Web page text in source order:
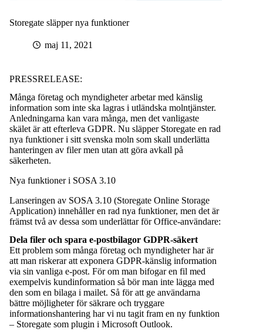
Storegate släpper nya funktioner
maj 11, 2021
PRESSRELEASE:
Många företag och myndigheter arbetar med känslig
information som inte ska lagras i utländska molntjänster.
Anledningarna kan vara många, men det vanligaste
skälet är att efterleva GDPR. Nu släpper Storegate en rad
nya funktioner i sitt svenska moln som skall underlätta
hanteringen av filer men utan att göra avkall på
säkerheten.
Nya funktioner i SOSA 3.10
Lanseringen av SOSA 3.10 (Storegate Online Storage
Application) innehåller en rad nya funktioner, men det är
främst två av dessa som underlättar för Office-användare:
Dela filer och spara e-postbilagor GDPR-säkert
Ett problem som många företag och myndigheter har är
att man riskerar att exponera GDPR-känslig information
via sin vanliga e-post. För om man bifogar en fil med
exempelvis kundinformation så bör man inte lägga med
den som en bilaga i mailet. Så för att ge användarna
bättre möjligheter för säkrare och tryggare
informationshantering har vi nu tagit fram en ny funktion
– Storegate som plugin i Microsoft Outlook.